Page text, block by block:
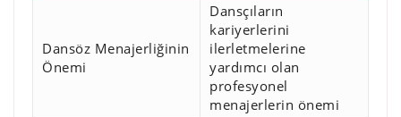
Dansöz Menajerliğinin
Önemi
Dansçıların
kariyerlerini
ilerletmelerine
yardımcı olan
profesyonel
menajerlerin önemi